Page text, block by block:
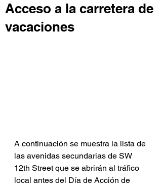
Acceso a la carretera de
vacaciones
A continuación se muestra la lista de
las avenidas secundarias de SW
12th Street que se abrirán al tráfico
local antes del Día de Acción de